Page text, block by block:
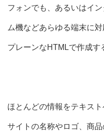
フォンでも、あるいはイ
ム機などあらゆる端末に
プレーンなHTMLで作成す
ほとんどの情報をテキス
サイトの名称やロゴ、商